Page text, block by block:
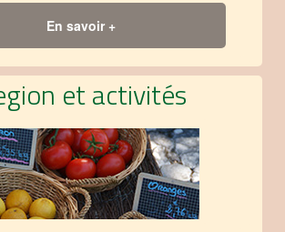
En savoir +
et activités